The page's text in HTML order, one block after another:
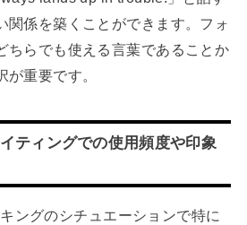
関係を築くことができます。フォ
ちらでも使える言葉であることか
が重要です。
ティングでの使用頻度や印象
ングのシチュエーションで特に